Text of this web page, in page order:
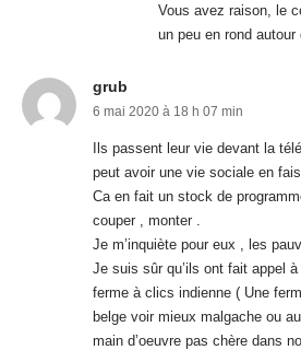
Vous avez raison, le
un peu en rond
grub
6 mai 2020 à 18 h 07 min
Ils passent leur vie devant la
peut avoir une vie sociale en
Ca en fait un stock de
couper , monter .
Je m’inquiète pour eux , les
Je suis sûr qu’ils ont fait appel
ferme à clics indienne ( Une
belge voir mieux malgache ou
main d’oeuvre pas chère dans